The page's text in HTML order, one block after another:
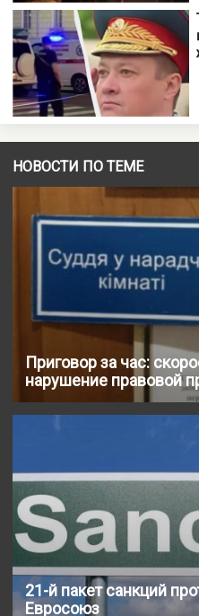
НОВОСТИ ПО ТЕМЕ
Приговор за час:
нарушение правовой
21-й пакет санкций
Евросоюз